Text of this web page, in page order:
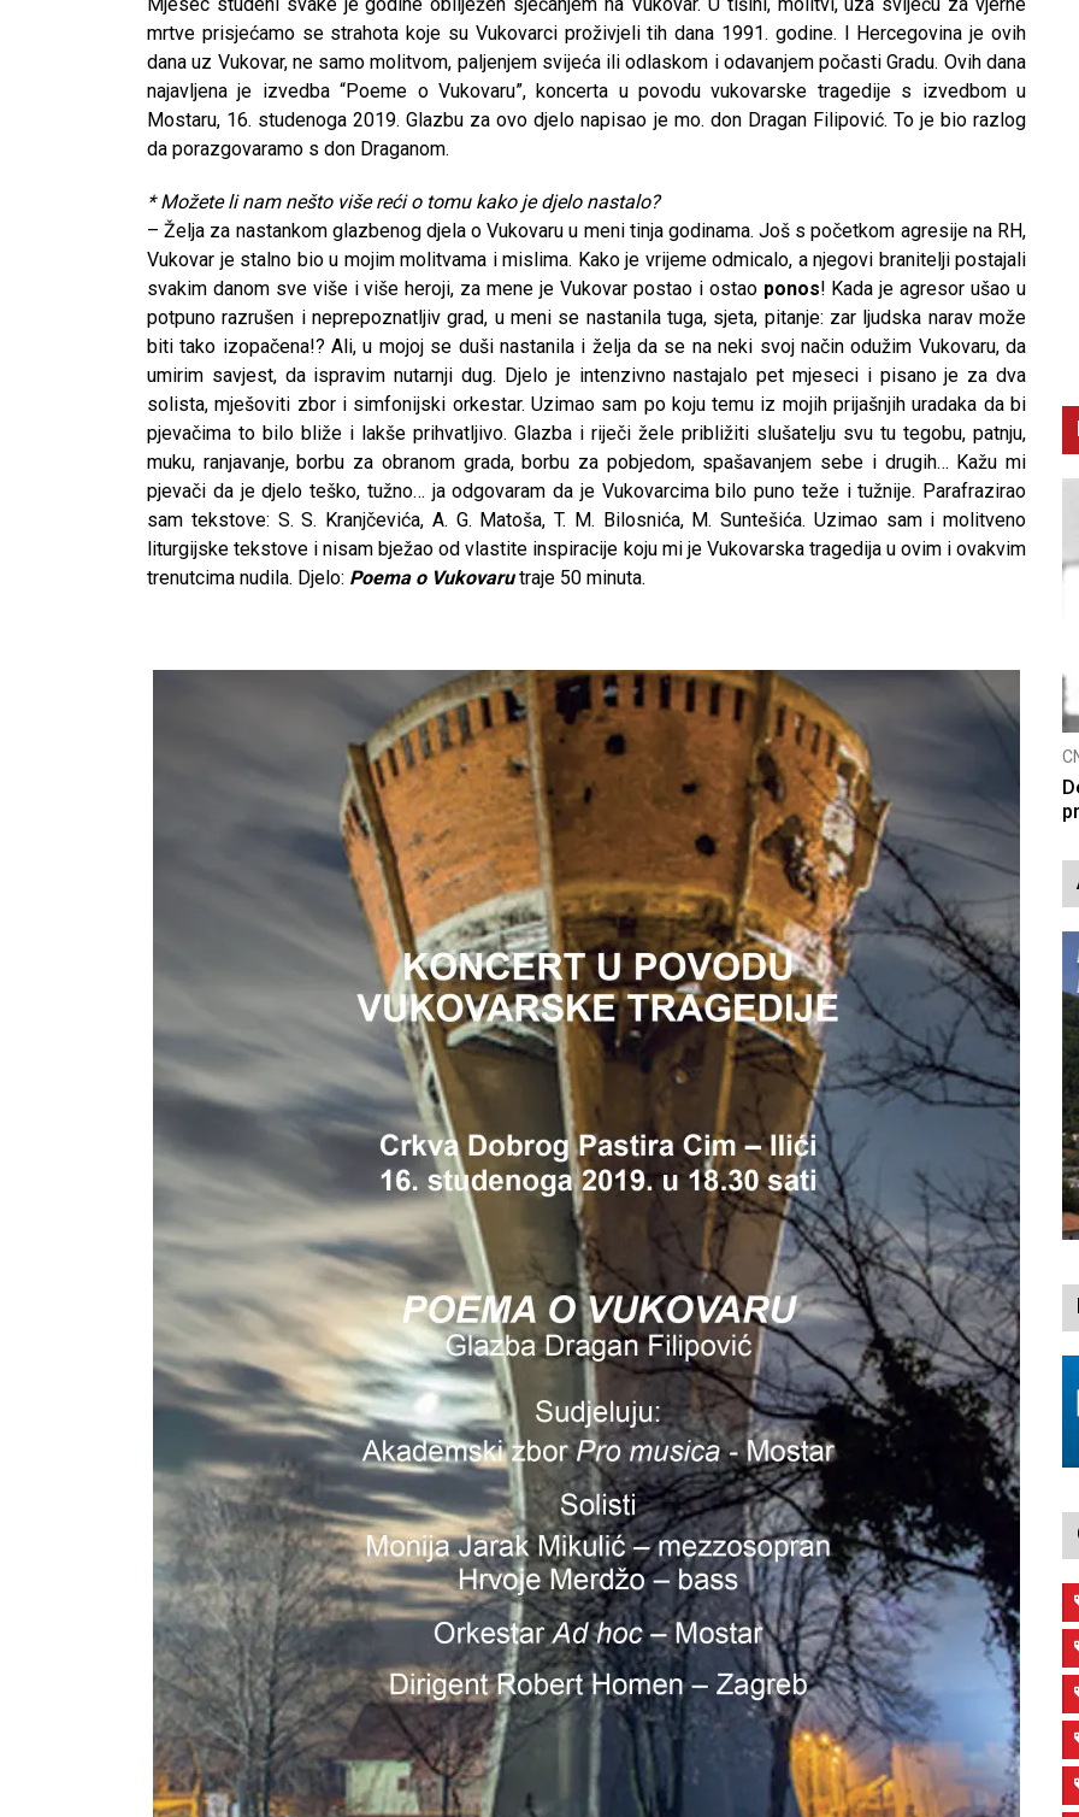
mrtve prisjećamo se strahota koje su Vukovarci proživjeli tih dana 1991. godine. I Hercegovina je ovih
dana uz Vukovar, ne samo molitvom, paljenjem svijeća ili odlaskom i odavanjem počasti Gradu. Ovih dana
najavljena je izvedba “Poeme o Vukovaru”, koncerta u povodu vukovarske tragedije s izvedbom u
Mostaru, 16. studenoga 2019. Glazbu za ovo djelo napisao je mo. don Dragan Filipović. To je bio razlog
da porazgovaramo s don Draganom.
* Možete li nam nešto više reći o tomu kako je djelo nastalo?
– Želja za nastankom glazbenog djela o Vukovaru u meni tinja godinama. Još s početkom agresije na RH,
Vukovar je stalno bio u mojim molitvama i mislima. Kako je vrijeme odmicalo, a njegovi branitelji postajali
svakim danom sve više i više heroji, za mene je Vukovar postao i ostao ponos! Kada je agresor ušao u
potpuno razrušen i neprepoznatljiv grad, u meni se nastanila tuga, sjeta, pitanje: zar ljudska narav može
biti tako izopačena!? Ali, u mojoj se duši nastanila i želja da se na neki svoj način odužim Vukovaru, da
umirim savjest, da ispravim nutarnji dug. Djelo je intenzivno nastajalo pet mjeseci i pisano je za dva
solista, mješoviti zbor i simfonijski orkestar. Uzimao sam po koju temu iz mojih prijašnjih uradaka da bi
pjevačima to bilo bliže i lakše prihvatljivo. Glazba i riječi žele približiti slušatelju svu tu tegobu, patnju,
muku, ranjavanje, borbu za obranom grada, borbu za pobjedom, spašavanjem sebe i drugih… Kažu mi
pjevači da je djelo teško, tužno… ja odgovaram da je Vukovarcima bilo puno teže i tužnije. Parafrazirao
sam tekstove: S. S. Kranjčevića, A. G. Matoša, T. M. Bilosnića, M. Suntešića. Uzimao sam i molitveno
liturgijske tekstove i nisam bježao od vlastite inspiracije koju mi je Vukovarska tragedija u ovim i ovakvim
trenutcima nudila. Djelo: Poema o Vukovarutraje 50 minuta.